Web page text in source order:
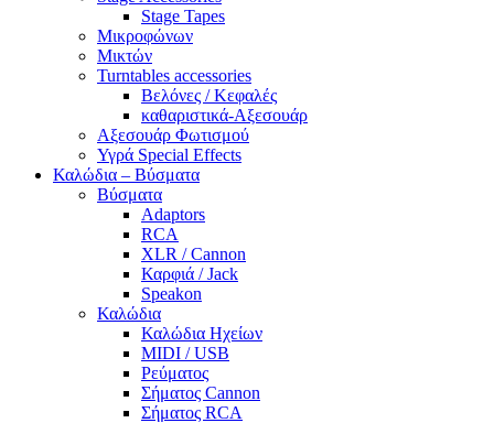
Stage Tapes
Μικροφώνων
Μικτών
Turntables accessories
Βελόνες / Κεφαλές
καθαριστικά-Αξεσουάρ
Αξεσουάρ Φωτισμού
Υγρά Special Effects
Καλώδια – Βύσματα
Βύσματα
Adaptors
RCA
XLR / Cannon
Καρφιά / Jack
Speakon
Καλώδια
Καλώδια Ηχείων
MIDI / USB
Ρεύματος
Σήματος Cannon
Σήματος RCA